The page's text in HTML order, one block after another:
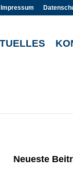
Impressum
Neueste